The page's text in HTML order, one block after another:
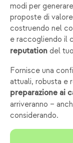
modi per
proposte di
costruendo nel
e raccogliendo il
reputation del
Fornisce una
attuali, robusta e
preparazione ai
arriveranno –
considerando.